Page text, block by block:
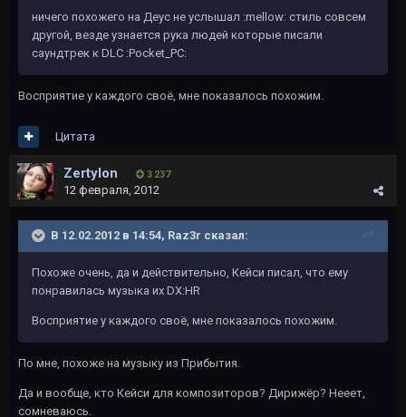
ничего похожего на Деус не услышал :mellow: стиль совсем
другой, везде узнается рука людей которые писали
саундтрек к DLC :Pocket_PC:
Восприятие у каждого своё, мне показалось похожим.
Цитата
Zertylon 3 237
12 февраля, 2012
В 12.02.2012 в 14:54, Raz3r сказал:
Похоже очень, да и действительно, Кейси писал, что ему
понравилась музыка их DX:HR
Восприятие у каждого своё, мне показалось похожим.
По мне, похоже на музыку из Прибытия.
Да и вообще, кто Кейси для композиторов? Дирижёр? Нееет,
сомневаюсь.